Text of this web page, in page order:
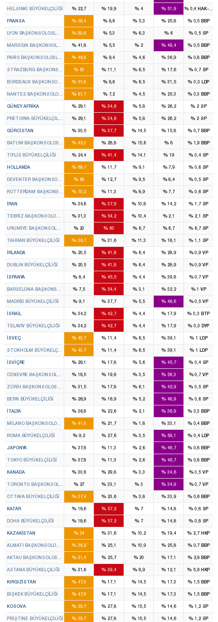
HELSINKI BÜYÜKELÇILIĞI %22,7 % 19,9 %4 % 51,9 %0,4 HAK-PAR
FRANSA %58,4 %8,6 % 5,3 % 25,8 %0,5 BBP
LYON BAŞKONSOLOSLUĞU %80,6 %5,3 % 6,3 % 6 % 0,5 SP
MARSILYA BAŞKONSOLOSLUĞU
%41,8 %5,5 %2 % 49,4 %0,5 BBP
PARIS BAŞKONSOLOSLUĞU %46,8 %9,4 % 4,6 % 36,9 %0,8 BBP
STRAZBURG BAŞKONSOLOSLUĞU
%63 % 11,1 % 6,5 % 17,6 % 0,7 SP
BORDEAUX BAŞKONSOLOSLUĞU
%51,8 %8,6 % 6,5 % 31,5 % 0,3 LDP
NANTES BAŞKONSOLOSLUĞU%61,7 %7,2 % 4,5 % 25,3 %0,3 BBP
GÜNEY AFRIKA %29,1 % 34,6 % 5,8 % 26,2 %2 SP
PRETORYA BÜYÜKELÇILIĞI %29,1 % 34,6 % 5,8 % 26,2 %2 SP
GÜRCISTAN %30,5 % 37,7 %14,5 % 15,8 %0,7 BBP
BATUM BAŞKONSOLOSLUĞU %45,3 % 28,8 %15,6 % 8 %1,9 BBP
TIFLIS BÜYÜKELÇILIĞI %24,4 % 41,4 %14,1 %19 % 0,4 SP
HOLLANDA %69,7 % 11,7 % 9,1 %7,9 % 0,6 SP
DEVENTER BAŞKONSOLOSLUĞU
%68 % 12,7 % 9,5 %8,4 % 0,5 SP
ROTTERDAM BAŞKONSOLOSLUĞU
%70,2 % 11,3 % 8,9 %7,7 % 0,6 SP
İRAN %34,6 % 37,9 %10,8 % 14,2 % 1,7 SP
TEBRIZ BAŞKONSOLOSLUĞU %31,3 % 54,2 %10,4 %2,1 % 2,1 SP
URUMIYE BAŞKONSOLOSLUĞU%20 % 60 % 6,7 %6,7 % 6,7 SP
TAHRAN BÜYÜKELÇILIĞI %36,7 % 31,6 %11,3 % 18,1 % 1,1 SP
İRLANDA %20,5 % 41,8 % 6,4 % 28,9 %0,9VP
DUBLIN BÜYÜKELÇILIĞI %20,5 % 41,8 % 6,4 % 28,9 %0,9VP
İSPANYA % 8,4 % 45,5 % 4,4 % 39,8 %0,7VP
BARSELONA BAŞKONSOLOSLUĞU
% 7,5 % 54,4 % 3,1 % 32,2 %1VP
MADRID BÜYÜKELÇILIĞI % 9,1 % 37,7 % 5,5 % 46,6 %0,5VP
İSRAIL %34,2 % 42,7 % 4,4 % 17,9 % 0,3 BTP
TELAVIV BÜYÜKELÇILIĞI %34,2 % 42,7 % 4,4 % 17,9 % 0,3 DYP
İSVEÇ %40,7 % 11,4 % 6,5 % 39,1 % 1 LDP
STOKHOLM BÜYÜKELÇILIĞI %40,7 % 11,4 % 6,5 % 39,1 % 1 LDP
İSVIÇRE %29,1 % 17,8 % 5,6 % 45,7 % 0,4 SP
CENEVRE BAŞKONSOLOSLUĞU
%18,5 % 19,8 % 3,5 % 56,3 %0,7VP
ZÜRIH BAŞKONSOLOSLUĞU %31,5 % 17,8 % 6,1 % 42,9 % 0,5 SP
BERN BÜYÜKELÇILIĞI %26,9 % 16,9 % 5,2 % 48,9 % 0,6 SP
İTALYA %36,8 % 22,6 % 2,1 % 36,9 %0,3 BBP
MILANO BAŞKONSOLOSLUĞU%41,8 % 21,7 % 1,8 % 33,1 %0,4 BBP
ROMA BÜYÜKELÇILIĞI % 9,2 % 27,6 % 3,5 % 58,1 % 0,4 LDP
JAPONYA %37,8 % 11,3 % 2,6 % 46,7 %0,8 BBP
TOKYO BÜYÜKELÇILIĞI %37,8 % 11,3 % 2,6 % 46,7 %0,8 BBP
KANADA %30,6 % 29,8 % 3,3 % 34,6 %0,5VP
TORONTO BAŞKONSOLOSLUĞU
%27 % 33,1 %3 % 34,9 %0,7VP
OTTAVA BÜYÜKELÇILIĞI %37,4 % 23,6 % 3,8 % 33,9 %0,6 BBP
KATAR %18,6 % 57,2 %7 % 14,8 % 0,8 SP
DOHA BÜYÜKELÇILIĞI %18,6 % 57,2 %7 % 14,8 % 0,8 SP
KAZAKISTAN %34 % 31,6 %10,2 % 19,4 % 2,7 HKP
ALMATI BAŞKONSOLOSLUĞU %36,2 % 25,1 %10,9 % 25,8 %0,7 BBP
AKTAU BAŞKONSOLOSLUĞU %31,4 % 25,7 %20 % 17,1 %2,9 BBP
ASTANA BÜYÜKELÇILIĞI %31,6 % 39,4 % 8,9 % 12,1 % 5,9 HKP
KIRGIZISTAN %47,9 % 17,1 %14,5 % 17,3 %1,5 BBP
BIŞKEK BÜYÜKELÇILIĞI %47,9 % 17,1 %14,5 % 17,3 %1,5 BBP
KOSOVA %38,7 % 27,8 %15,5 % 14,6 % 1,2 SP
PRIŞTINE BÜYÜKELÇILIĞI %38,7 % 27,8 %15,5 % 14,6 % 1,2 SP